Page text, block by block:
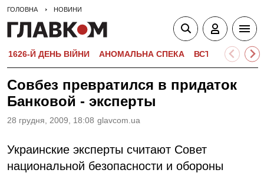
ГОЛОВНА НОВИНИ
1626-Й ДЕНЬ ВІЙНИ АНОМАЛЬНА СПЕКА ВСТУПНА
Совбез превратился в придаток
Банковой - эксперты
28 грудня, 2009, 18:08 glavcom.ua
Украинские эксперты считают Совет
национальной безопасности и обороны